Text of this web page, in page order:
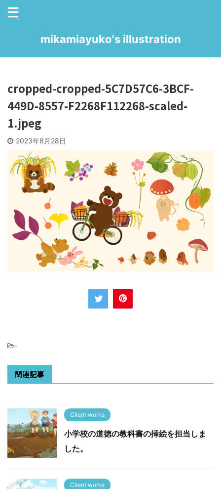
mikamiayuko's illustration
cropped-cropped-5C7D57C6-3BCF-
449D-8557-F2268F112268-scaled-
1.jpeg
2023年8月28日
-
関連記事
Client works
小学校の道徳の教科書の挿絵を担当しま
した。
Client works